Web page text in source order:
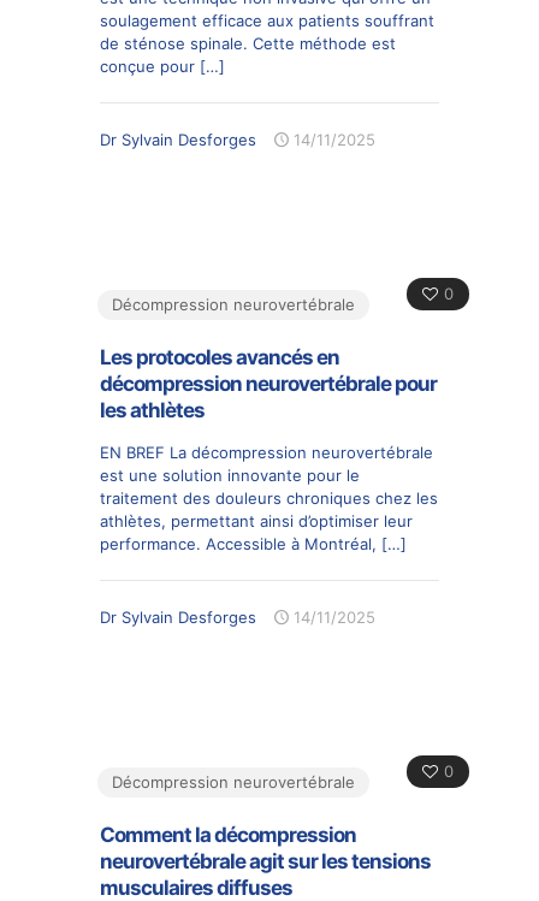
soulagement efficace aux patients souffrant
de sténose spinale. Cette méthode est
conçue pour […]
Dr Sylvain Desforges 14/11/2025
0
Décompression neurovertébrale
Les protocoles avancés en
décompression neurovertébrale pour
les athlètes
EN BREF La décompression neurovertébrale
est une solution innovante pour le
traitement des douleurs chroniques chez les
athlètes, permettant ainsi d’optimiser leur
performance. Accessible à Montréal, […]
Dr Sylvain Desforges 14/11/2025
0
Décompression neurovertébrale
Comment la décompression
neurovertébrale agit sur les tensions
musculaires diffuses